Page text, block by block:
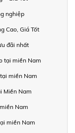
nghiệp
Cao, Giá Tốt
đãi nhất
tại miền Nam
miền Nam
Miền Nam
Nam
miền Nam